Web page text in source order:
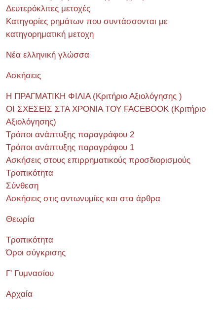
Δευτερόκλιτες μετοχές
Κατηγορίες ρημάτων που συντάσσονται με
κατηγορηματική μετοχη
Νέα ελληνική γλώσσα
Ασκήσεις
Η ΠΡΑΓΜΑΤΙΚΗ ΦΙΛΙΑ (Κριτήριο Αξιολόγησης )
ΟΙ ΣΧΕΣΕΙΣ ΣΤΑ ΧΡΟΝΙΑ ΤΟΥ FACEBOOK (Kριτήριο
Αξιολόγησης)
Τρόποι ανάπτυξης παραγράφου 2
Τρόποι ανάπτυξης παραγράφου 1
Ασκήσεις στους επιρρηματικούς προσδιορισμούς
Τροπικότητα
Σύνθεση
Ασκήσεις στις αντωνυμίες και στα άρθρα
Θεωρία
Τροπικότητα
Όροι σύγκρισης
Γ' Γυμνασίου
Αρχαία